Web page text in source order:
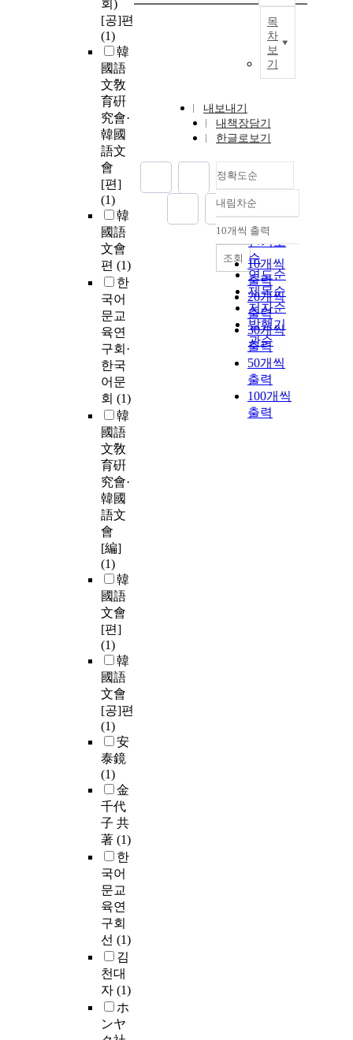
회)
[공]편
(1)
韓
國語
文敎
育硏
究會·
韓國
語文
會
[편]
(1)
韓
國語
文會
편 (1)
한
국어
문교
육연
구회·
한국
어문
회 (1)
韓
國語
文敎
育硏
究會·
韓國
語文
會
[編]
(1)
韓
國語
文會
[편]
(1)
韓
國語
文會
[공]편
(1)
安
泰鏡
(1)
金
千代
子 共
著 (1)
한
국어
문교
육연
구회
선 (1)
김
천대
자 (1)
ホ
ンヤ
목
차
보
기
내보내기
내책장담기
한글로보기
정확도순
정확도
순
인기도
순
연도순
제목순
저자순
발행기
관순
내림차순
내림차순
10개씩 출력
10개씩
출력
20개씩
출력
30개씩
출력
50개씩
출력
100개씩
출력
조회